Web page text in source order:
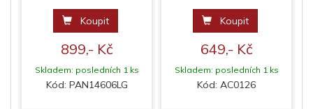
Koupit
899,- Kč
Skladem: posledních 1 ks
Kód: PAN14606LG
Koupit
649,- Kč
Skladem: posledních 1 ks
Kód: AC0126